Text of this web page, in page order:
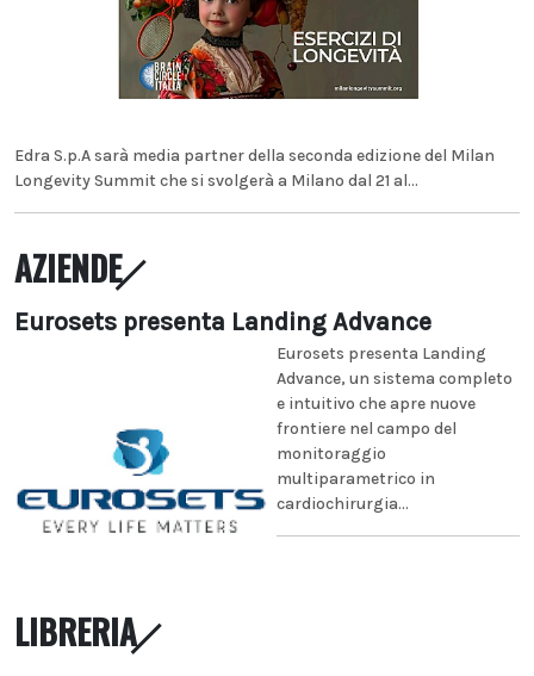
Edra S.p.A sarà media partner della seconda edizione del Milan
Longevity Summit che si svolgerà a Milano dal 21 al...
AZIENDE
Eurosets presenta Landing Advance
Eurosets presenta Landing
Advance, un sistema completo
e intuitivo che apre nuove
frontiere nel campo del
monitoraggio
multiparametrico in
cardiochirurgia...
LIBRERIA